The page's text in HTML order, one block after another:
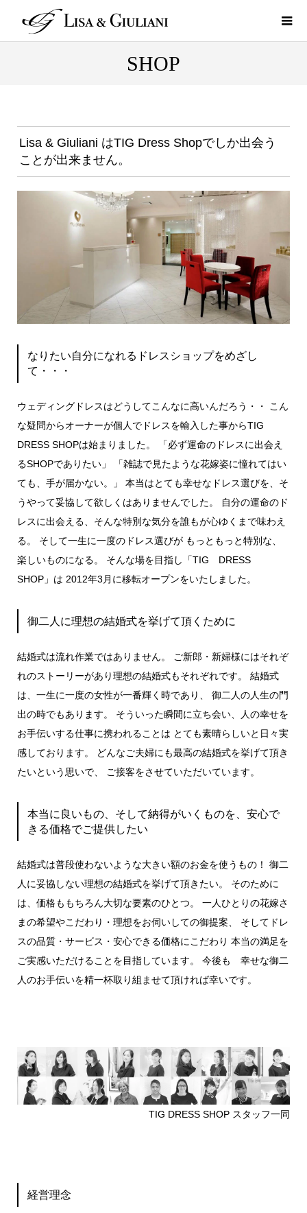
SHOP
Lisa & Giuliani はTIG Dress Shopでしか出会う
ことが出来ません。
なりたい自分になれるドレスショップをめざし
て・・・
ウェディングドレスはどうしてこんなに高いんだろう・・ こん
な疑問からオーナーが個人でドレスを輸入した事からTIG
DRESS SHOPは始まりました。 「必ず運命のドレスに出会え
るSHOPでありたい」 「雑誌で見たような花嫁姿に憧れてはい
ても、手が届かない。」 本当はとても幸せなドレス選びを、そ
うやって妥協して欲しくはありませんでした。 自分の運命のド
レスに出会える、そんな特別な気分を誰もが心ゆくまで味わえ
る。 そして一生に一度のドレス選びが もっともっと特別な、
楽しいものになる。 そんな場を目指し「TIG DRESS
SHOP」は 2012年3月に移転オープンをいたしました。
御二人に理想の結婚式を挙げて頂くために
結婚式は流れ作業ではありません。 ご新郎・新婦様にはそれぞ
れのストーリーがあり理想の結婚式もそれぞれです。 結婚式
は、一生に一度の女性が一番輝く時であり、 御二人の人生の門
出の時でもあります。 そういった瞬間に立ち会い、人の幸せを
お手伝いする仕事に携われることは とても素晴らしいと日々実
感しております。 どんなご夫婦にも最高の結婚式を挙げて頂き
たいという思いで、 ご接客をさせていただいています。
本当に良いもの、そして納得がいくものを、安心で
きる価格でご提供したい
結婚式は普段使わないような大きい額のお金を使うもの！ 御二
人に妥協しない理想の結婚式を挙げて頂きたい。 そのために
は、価格ももちろん大切な要素のひとつ。 一人ひとりの花嫁さ
まの希望やこだわり・理想をお伺いしての御提案、 そしてドレ
スの品質・サービス・安心できる価格にこだわり 本当の満足を
ご実感いただけることを目指しています。 今後も 幸せな御二
人のお手伝いを精一杯取り組ませて頂ければ幸いです。
TIG DRESS SHOP スタッフ一同
経営理念